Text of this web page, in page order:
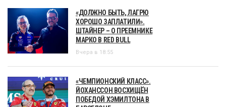
«ДОЛЖНО БЫТЬ, ЛАГРЮ
ХОРОШО ЗАПЛАТИЛИ».
ШТАЙНЕР – О ПРЕЕМНИКЕ
МАРКО В RED BULL
Вчера в 18:55
«ЧЕМПИОНСКИЙ КЛАСС».
ЙОХАНССОН ВОСХИЩЁН
ПОБЕДОЙ ХЭМИЛТОНА В